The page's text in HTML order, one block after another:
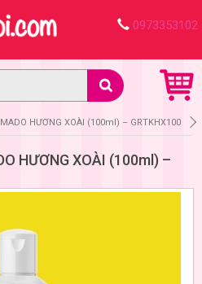
0973353102
HƯƠNG XOÀI (100ml) – GRTKHX100
HƯƠNG XOÀI (100ml) –